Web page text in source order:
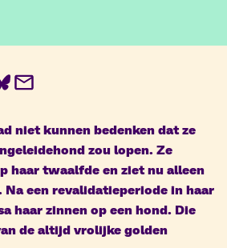
BlueSky
E-
niet kunnen bedenken dat ze
zou lopen. Ze
haar twaalfde en ziet nu alleen
een revalidatieperiode in haar
haar zinnen op een hond. Die
de altijd vrolijke golden